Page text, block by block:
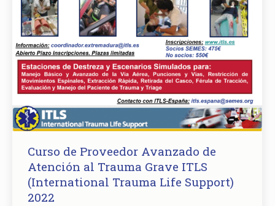
Curso de Proveedor Avanzado de
Atención al Trauma Grave ITLS
(International Trauma Life Support)
2022